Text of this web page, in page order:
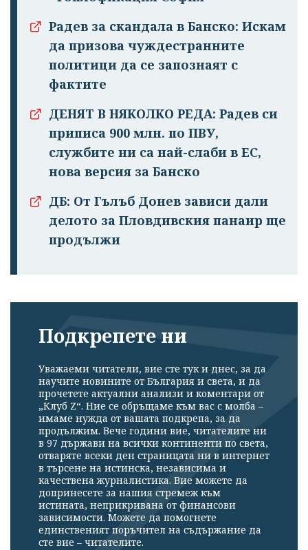
Радев за скандала в Банско: Искам
да призова чуждестранните
политици да се запознаят с
фактите
ДЕНЯТ В НЯКОЛКО РЕДА: Радев си
приписа 900 млн. по ПВУ,
службите ни са най-слаби в ЕС,
нова версия за Банско
ДБ: От Гълъб Донев зависи дали
делото за Пловдивския панаир ще
продължи
Подкрепете ни
Уважаеми читатели, вие сте тук и днес, за да
научите новините от България и света, и да
прочетете актуални анализи и коментари от
„Клуб Z“. Ние се обръщаме към вас с молба –
имаме нужда от вашата подкрепа, за да
продължим. Вече години вие, читателите ни
в 97 държави на всички континенти по света,
отваряте всеки ден страницата ни в интернет
в търсене на истинска, независима и
качествена журналистика. Вие можете да
допринесете за нашия стремеж към
истината, неприкривана от финансови
зависимости. Можете да помогнете
единственият поръчител на съдържание да
сте вие – читателите.